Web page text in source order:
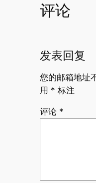
评论
发表回复
您的邮箱地址
用 * 标注
评论 *